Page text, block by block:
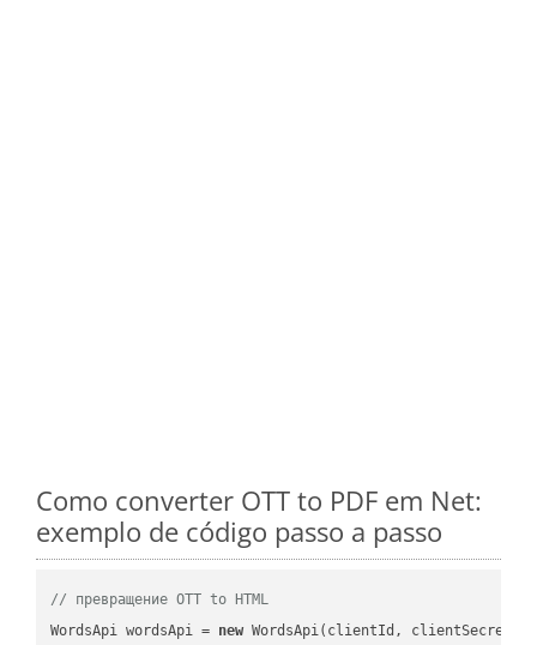
Como converter OTT to PDF em Net:
exemplo de código passo a passo
// превращение OTT to HTML
WordsApi wordsApi = new WordsApi(clientId, clientSecret);